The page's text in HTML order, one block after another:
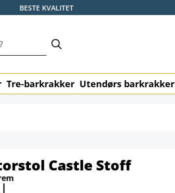
BESTE KVALITET
Tre-barkrakker Utendørs barkrakker
Castle Stoff